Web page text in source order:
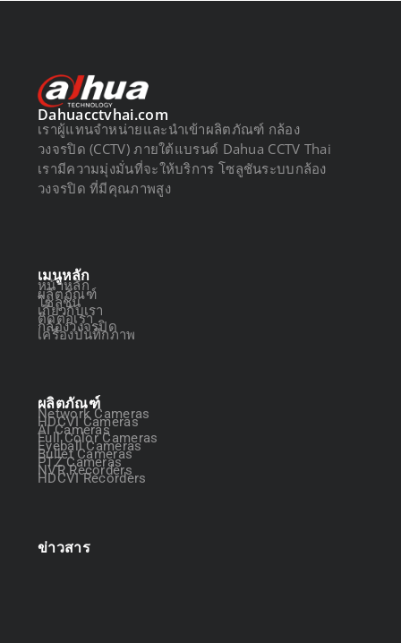
Dahuacctvhai.com
เราผู้แทนจำหน่ายและนำเข้าผลิตภัณฑ์ กล้อง
วงจรปิด (CCTV) ภายใต้แบรนด์ Dahua CCTV Thai
เรามีความมุ่งมั่นที่จะให้บริการ โซลูชันระบบกล้อง
วงจรปิด ที่มีคุณภาพสูง
เมนูหลัก
หน้าหลัก
ผลิตภัณฑ์
โซลูชัน
เกี่ยวกับเรา
ติดต่อเรา
กล้องวงจรปิด
เครื่องบันทึกภาพ
ผลิตภัณฑ์
Network Cameras
HDCVI Cameras
AI Cameras
Full Color Cameras
Eyeball Cameras
Bullet Cameras
PTZ Cameras
NVR Recorders
HDCVI Recorders
ข่าวสาร